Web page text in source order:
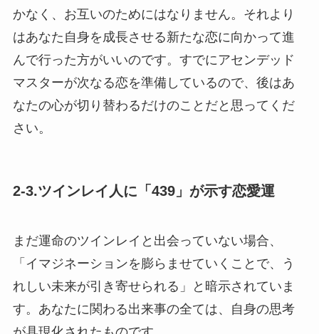
かなく、お互いのためにはなりません。それより
はあなた自身を成長させる新たな恋に向かって進
んで行った方がいいのです。すでにアセンデッド
マスターが次なる恋を準備しているので、後はあ
なたの心が切り替わるだけのことだと思ってくだ
さい。
2-3.ツインレイ人に「439」が示す恋愛運
まだ運命のツインレイと出会っていない場合、
「イマジネーションを膨らませていくことで、う
れしい未来が引き寄せられる」と暗示されていま
す。あなたに関わる出来事の全ては、自身の思考